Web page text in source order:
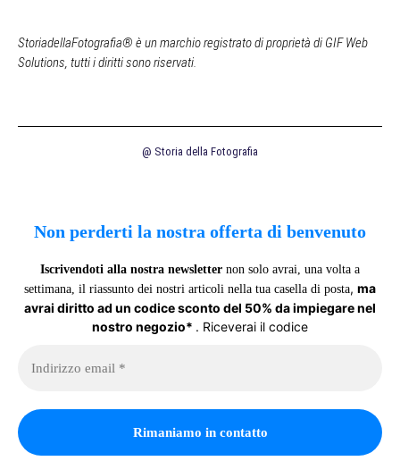
StoriadellaFotografia® è un marchio registrato di proprietà di GIF Web
Solutions, tutti i diritti sono riservati.
@ Storia della Fotografia
Non perderti la nostra offerta di benvenuto
Iscrivendoti alla nostra newsletter non solo avrai, una volta a
settimana, il riassunto dei nostri articoli nella tua casella di posta, ma
avrai diritto ad un codice sconto del 50% da impiegare nel
nostro negozio* . Riceverai il codice